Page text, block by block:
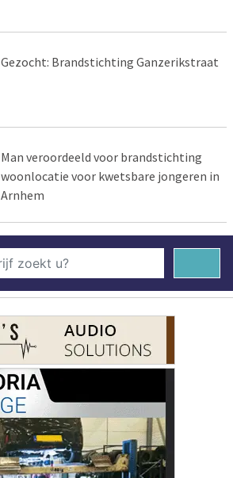
Gezocht: Brandstichting Ganzerikstraat
Man veroordeeld voor brandstichting
woonlocatie voor kwetsbare jongeren in
Arnhem